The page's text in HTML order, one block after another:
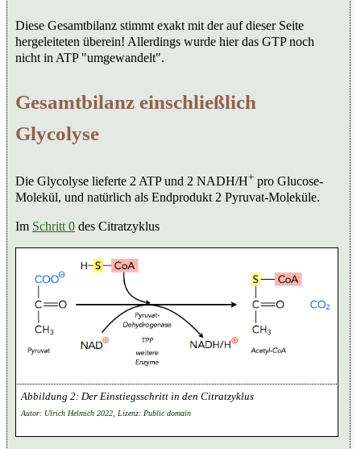
Diese Gesamtbilanz stimmt exakt mit der auf dieser Seite
hergeleiteten überein! Allerdings wurde hier das GTP noch
nicht in ATP "umgewandelt".
Gesamtbilanz einschließlich
Glycolyse
Die Glycolyse lieferte 2 ATP und 2 NADH/H+ pro Glucose-
Molekül, und natürlich als Endprodukt 2 Pyruvat-Moleküle.
Im Schritt 0 des Citratzyklus
Der Einstiegsschritt in den Citratzyklus
Autor: Ulrich Helmich 2022, Lizenz: Public domain